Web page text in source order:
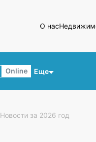
О нас
Еще
Online
Новости за 2026 год